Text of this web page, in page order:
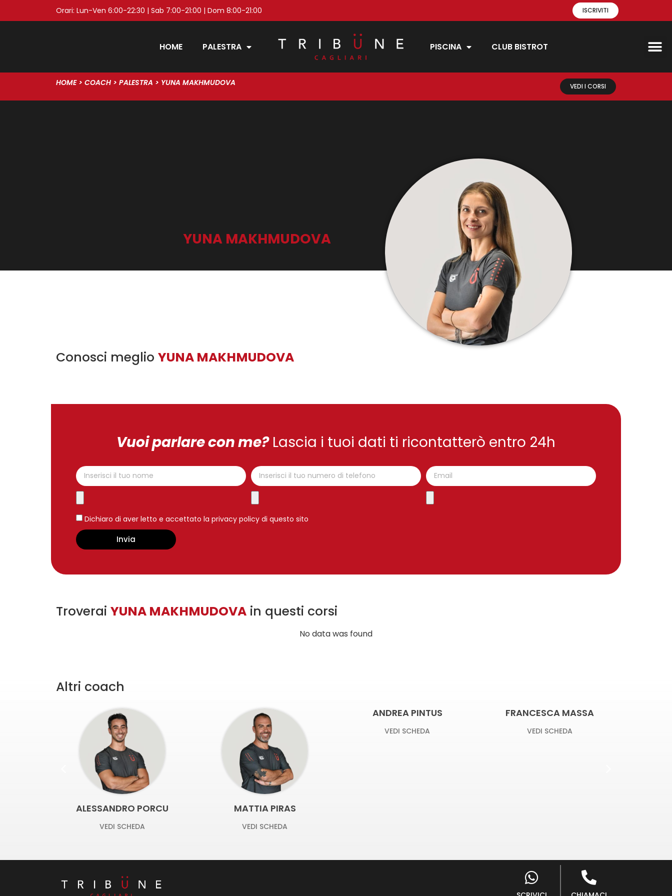
Orari: Lun-Ven 6:00-22:30 | Sab 7:00-21:00 | Dom 8:00-21:00 ISCRIVITI
HOME PALESTRA PISCINA CLUB BISTROT
HOME> COACH > PALESTRA > YUNA MAKHMUDOVA VEDI I CORSI
YUNA MAKHMUDOVA
Conosci meglio YUNA MAKHMUDOVA
Vuoi parlare con me?Lascia i tuoi dati ti ricontatterò entro 24h
Dichiaro di aver letto e accettato la privacy policy di questo sito
Invia
Troverai YUNA MAKHMUDOVA in questi corsi
No data was found
Altri coach
ALESSANDRO PORCU
VEDI SCHEDA
MATTIA PIRAS
VEDI SCHEDA
ANDREA PINTUS
VEDI SCHEDA
FRANCESCA MASSA
VEDI SCHEDA